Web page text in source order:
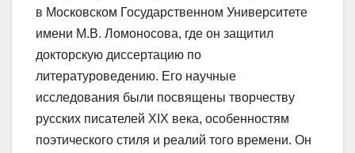
в Московском Государственном Университете
имени М.В. Ломоносова, где он защитил
докторскую диссертацию по
литературоведению. Его научные
исследования были посвящены творчеству
русских писателей XIX века, особенностям
поэтического стиля и реалий того времени. Он